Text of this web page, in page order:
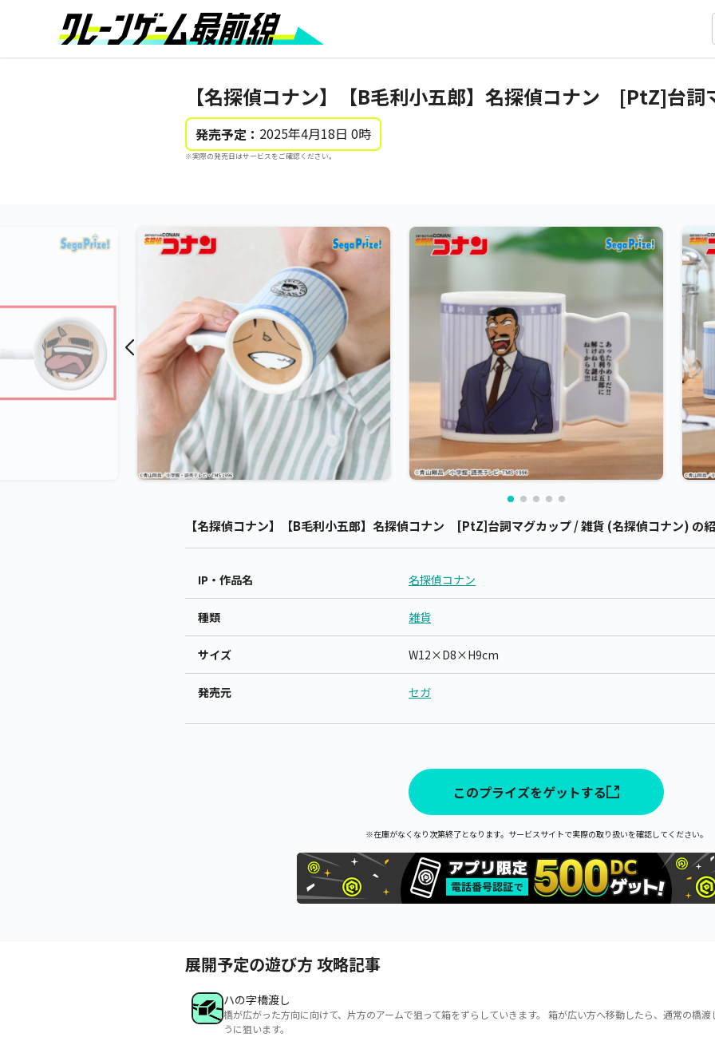
【名探偵コナン】【B毛利小五郎】名探偵コナン [PtZ]台詞
発売予定： 2025年4月18日 0時
※実際の発売日はサービスをご確認ください。
【名探偵コナン】【B毛利小五郎】名探偵コナン [PtZ]台詞マグカップ / 雑貨 (名探偵コナン) の
IP・作品名 名探偵コナン
種類 雑貨
サイズ W12×D8×H9cm
発売元 セガ
このプライズをゲットする
※在庫がなくなり次第終了となります。サービスサイトで実際の取り扱いを確認してください。
展開予定の遊び方 攻略記事
ハの字橋渡し
橋が広がった方向に向けて、片方のアームで狙って箱をずらしていきます。 箱が広い方へ移動したら、通常の橋
うに狙います。